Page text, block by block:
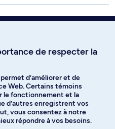
territoriales, figures de
vers l'autonomie.
primatologie
à travers ses contributions
sur les cadres scientifiques et
de respecter la
d’améliorer et de
Web. Certains témoins
le fonctionnement et la
d’autres enregistrent vos
vous consentez à notre
répondre à vos besoins.